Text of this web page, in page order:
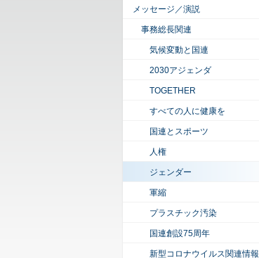
メッセージ／演説
事務総長関連
気候変動と国連
2030アジェンダ
TOGETHER
すべての人に健康を
国連とスポーツ
人権
ジェンダー
軍縮
プラスチック汚染
国連創設75周年
新型コロナウイルス関連情報